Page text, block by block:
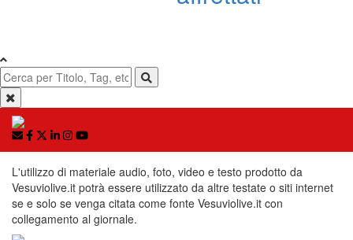
L'utilizzo di materiale audio, foto, video e testo prodotto da
Vesuviolive.it potrà essere utilizzato da altre testate o siti internet
se e solo se venga citata come fonte Vesuviolive.it con
collegamento al giornale.